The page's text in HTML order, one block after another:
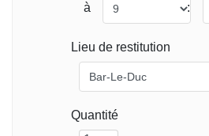
à :
Lieu de restitution
Quantité